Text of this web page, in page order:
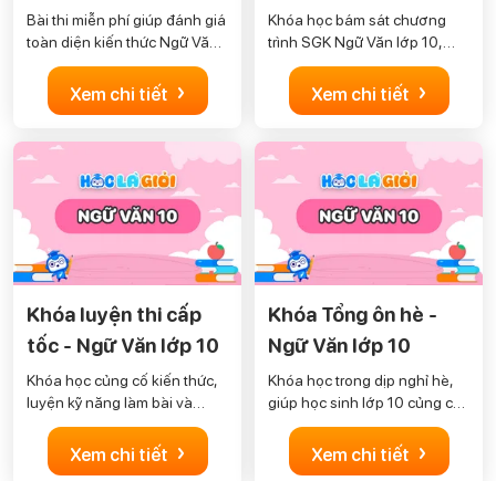
lớp 10
Bài thi miễn phí giúp đánh giá
toàn diện kiến thức Ngữ Văn
của học sinh lớp 10, xây
dựng lộ trình học tập cá nhân
hóa.
Xem chi tiết ›
Khóa học bám sát chương
trình SGK Ngữ Văn lớp 10,
kiểm tra và đánh giá tiến bộ
học sinh xuyên suốt quá trình
học.
Xem chi tiết ›
Khóa luyện thi cấp
tốc - Ngữ Văn lớp 10
Khóa học củng cố kiến thức,
luyện kỹ năng làm bài và
chiến lược thi, giúp học sinh
lớp 10 tự tin đạt điểm cao
môn Ngữ Văn.
Xem chi tiết ›
Khóa Tổng ôn hè -
Ngữ Văn lớp 10
Khóa học trong dịp nghỉ hè,
giúp học sinh lớp 10 củng cố
và bù đắp kiến thức Ngữ Văn
đã học để sẵn sàng cho năm
học mới.
Xem chi tiết ›